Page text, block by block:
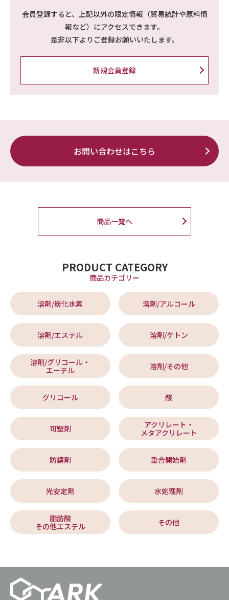
会員登録すると、上記以外の限定情報（貿易統計や原料情
報など）にアクセスできます。
是非以下よりご登録お願いいたします。
新規会員登録
お問い合わせはこちら
商品一覧へ
PRODUCT CATEGORY
商品カテゴリー
溶剤/炭化水素 溶剤/アルコール
溶剤/エステル 溶剤/ケトン
溶剤/グリコール・
エーテル
溶剤/その他
グリコール 酸
可塑剤
アクリレート・
メタアクリレート
防錆剤 重合開始剤
光安定剤 水処理剤
脂肪酸
その他エステル
その他